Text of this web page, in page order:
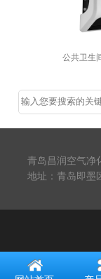
青岛昌润空气净
地址：青岛即墨